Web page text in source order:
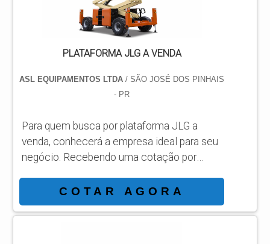
PLATAFORMA JLG A VENDA
ASL EQUIPAMENTOS LTDA/ SÃO JOSÉ DOS PINHAIS
- PR
Para quem busca por plataforma JLG a
venda, conhecerá a empresa ideal para seu
negócio. Recebendo uma cotação por
conhecendo a sofisticação, qualidade e
preço justo em um só lugar. MAIS
INFORMAÇÕES INTERESSANTES SOBRE
COTAR AGORA